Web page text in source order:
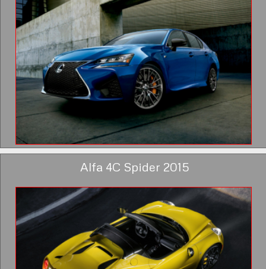
Alfa 4C Spider 2015